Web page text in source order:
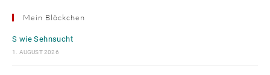
Mein Blöckchen
S wie Sehnsucht
1. AUGUST 2026